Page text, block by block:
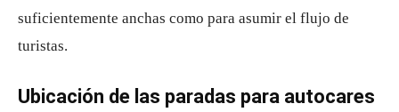
suficientemente anchas como para asumir el flujo de
turistas.
Ubicación de las paradas para autocares